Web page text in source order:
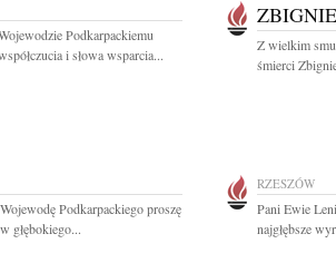
Podkarpackiemu
i słowa wsparcia...
Z wielkim
śmierci
Podkarpackiego proszę
głębokiego...
RZESZÓW
Pani Ewie
najgłębsze